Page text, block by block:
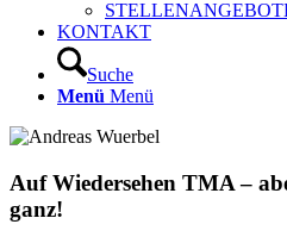
KONTAKT
Suche
Menü Menü
Auf Wiedersehen TMA –
ganz!